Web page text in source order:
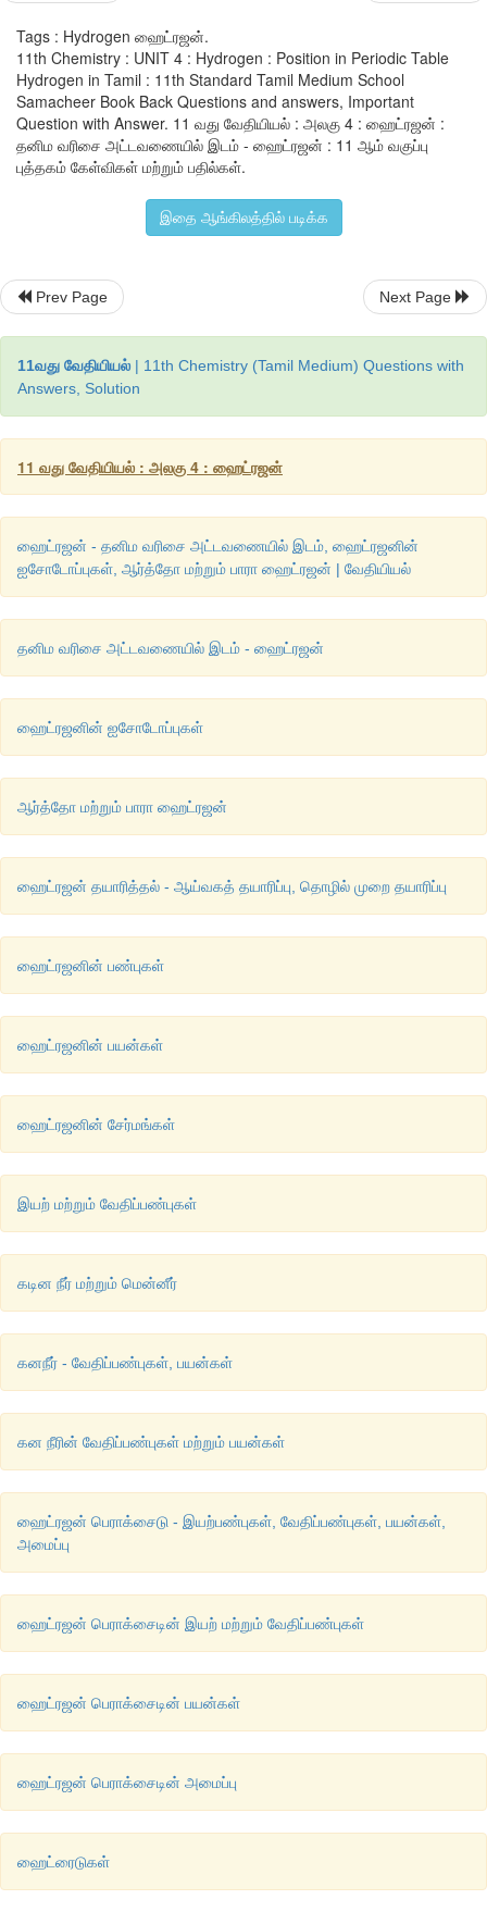
1/2 H2 + e → H ΔH = + 36 kcal mol
1/2 Br2 + e- → Br Δ H = - 55 kcal mol-1
ஹைட்ரஜனானது, கார உலோகங்கள் மற்றும் ஹேலஜன்கள்
ஒத்திருப்பதால், தனிம வரிசை
கடினமாகும். எனினும் பெரும்பாலான
நிலையை கொண்டிருப்பதால்
உலோகங்களுடன்
செய்வது சரியானதாக
Tags : Hydrogen ஹைட்ரஜன்.
11th Chemistry : UNIT 4 : Hydrogen : Position in Periodic Table
Hydrogen in Tamil : 11th Standard Tamil Medium School
Samacheer Book Back Questions and answers, Important
Question with Answer. 11 வது வேதியியல் : அலகு 4 : ஹைட்ரஜன் :
தனிம வரிசை அட்டவணையில் இடம் - ஹைட்ரஜன் : 11 ஆம் வகுப்பு
புத்தகம் கேள்விகள் மற்றும் பதில்கள்.
இதை ஆங்கிலத்தில் படிக்க
Prev Page Next Page
11வது வேதியியல் | 11th Chemistry (Tamil Medium) Questions with
Answers, Solution
11 வது வேதியியல் : அலகு 4 : ஹைட்ரஜன்
ஹைட்ரஜன் - தனிம வரிசை அட்டவணையில் இடம், ஹைட்ரஜனின்
ஐசோடோப்புகள், ஆர்த்தோ மற்றும் பாரா ஹைட்ரஜன் | வேதியியல்
தனிம வரிசை அட்டவணையில் இடம் - ஹைட்ரஜன்
ஹைட்ரஜனின் ஐசோடோப்புகள்
ஆர்த்தோ மற்றும் பாரா ஹைட்ரஜன்
ஹைட்ரஜன் தயாரித்தல் - ஆய்வகத் தயாரிப்பு, தொழில் முறை தயாரிப்பு
ஹைட்ரஜனின் பண்புகள்
ஹைட்ரஜனின் பயன்கள்
ஹைட்ரஜனின் சேர்மங்கள்
இயற் மற்றும் வேதிப்பண்புகள்
கடின நீர் மற்றும் மென்னீர்
கனநீர் - வேதிப்பண்புகள், பயன்கள்
கன நீரின் வேதிப்பண்புகள் மற்றும் பயன்கள்
ஹைட்ரஜன் பெராக்சைடு - இயற்பண்புகள், வேதிப்பண்புகள், பயன்கள்,
அமைப்பு
ஹைட்ரஜன் பெராக்சைடின் இயற் மற்றும் வேதிப்பண்புகள்
ஹைட்ரஜன் பெராக்சைடின் பயன்கள்
ஹைட்ரஜன் பெராக்சைடின் அமைப்பு
ஹைட்ரைடுகள்